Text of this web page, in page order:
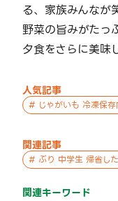
る、家族みんなが
野菜の旨みがたっ
夕食をさらに美味
人気記事
# じゃがいも 冷凍保
関連記事
# ぶり 中学生 帰省し
関連キーワード